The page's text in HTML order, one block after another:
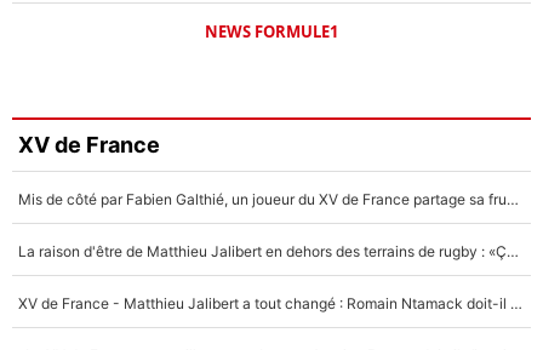
NEWS FORMULE1
XV de France
Mis de côté par Fabien Galthié, un joueur du XV de France partage sa frustration : «ils ne me l’ont pas dit tout de suite»
La raison d'être de Matthieu Jalibert en dehors des terrains de rugby : «Ça m'atteint autant que si tu touches à un membre de ma famille»
XV de France - Matthieu Jalibert a tout changé : Romain Ntamack doit-il s’inquiéter pour sa place à un an de la Coupe du monde ?